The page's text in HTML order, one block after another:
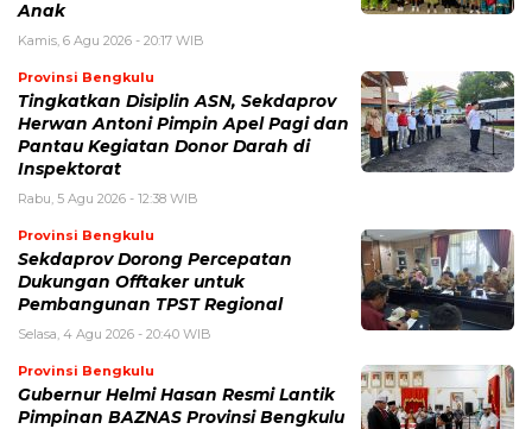
Anak
Kamis, 6 Agu 2026 - 20:17 WIB
Provinsi Bengkulu
Tingkatkan Disiplin ASN, Sekdaprov
Herwan Antoni Pimpin Apel Pagi dan
Pantau Kegiatan Donor Darah di
Inspektorat
Rabu, 5 Agu 2026 - 12:38 WIB
Provinsi Bengkulu
Sekdaprov Dorong Percepatan
Dukungan Offtaker untuk
Pembangunan TPST Regional
Selasa, 4 Agu 2026 - 20:40 WIB
Provinsi Bengkulu
Gubernur Helmi Hasan Resmi Lantik
Pimpinan BAZNAS Provinsi Bengkulu